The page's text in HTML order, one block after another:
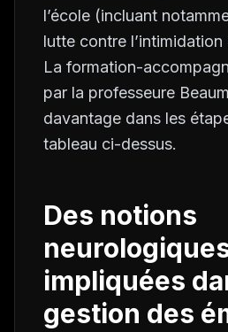
l’école (incluant
lutte contre
La formation-
par la professeure
davantage dans les
tableau ci-dessus.
Des notions
impliquées
gestion des